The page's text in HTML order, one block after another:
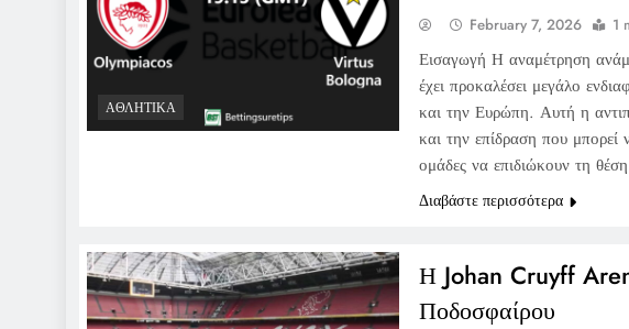
ΑΘΛΗΤΙΚΆ
February 7, 2026 1
Εισαγωγή Η αναμέτρηση
έχει προκαλέσει μεγάλο
και την Ευρώπη. Αυτή η
και την επίδραση που
ομάδες να επιδιώκουν τη
Διαβάστε περισσότερα
Η Johan Cruyff
Ποδοσφαίρου